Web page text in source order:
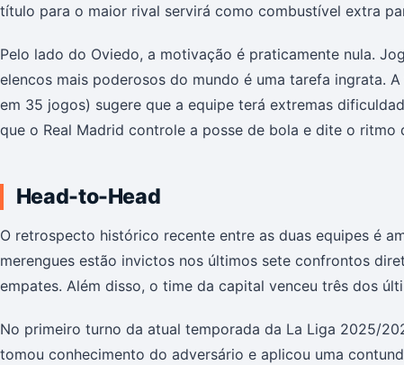
título para o maior rival servirá como combustível extra
Pelo lado do Oviedo, a motivação é praticamente nula.
elencos mais poderosos do mundo é uma tarefa ingrata.
em 35 jogos) sugere que a equipe terá extremas
que o Real Madrid controle a posse de bola e dite o
Head-to-Head
O retrospecto histórico recente entre as duas equipes é
merengues estão invictos nos últimos sete confrontos
empates. Além disso, o time da capital venceu três dos
No primeiro turno da atual temporada da La Liga 2025/
tomou conhecimento do adversário e aplicou uma